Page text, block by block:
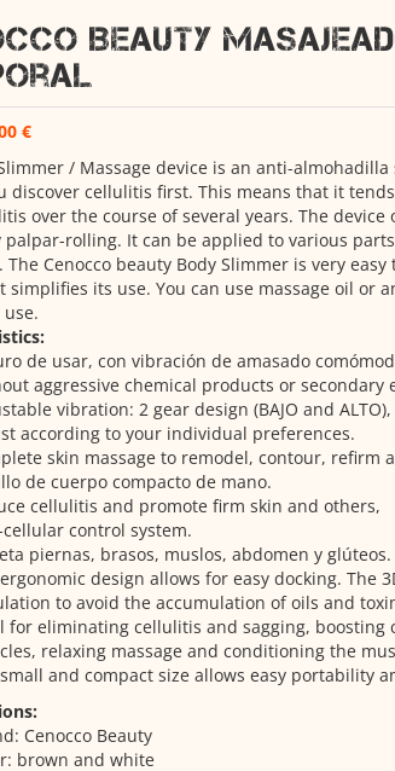
Beauty
€
/ Massage device is an anti-
discover cellulitis first. This means that it
over the course of several years. The device
palpar-rolling. It can be applied to various
The Cenocco beauty Body Slimmer is very
simplifies its use. You can use massage oil or
de usar, con vibración de amasado
aggressive chemical products or secondary
vibration: 2 gear design (BAJO and
according to your individual preferences.
skin massage to remodel, contour, refirm
de cuerpo compacto de mano.
cellulitis and promote firm skin and others,
control system.
piernas, brasos, muslos, abdomen y glúteos.
design allows for easy docking. The
to avoid the accumulation of oils and
for eliminating cellulitis and sagging, boosting
relaxing massage and conditioning the
and compact size allows easy portability
Cenocco Beauty
brown and white